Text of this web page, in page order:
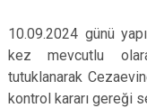
10.09.2024 günü
kez mevcutlu
tutuklanarak
kontrol kararı gereği